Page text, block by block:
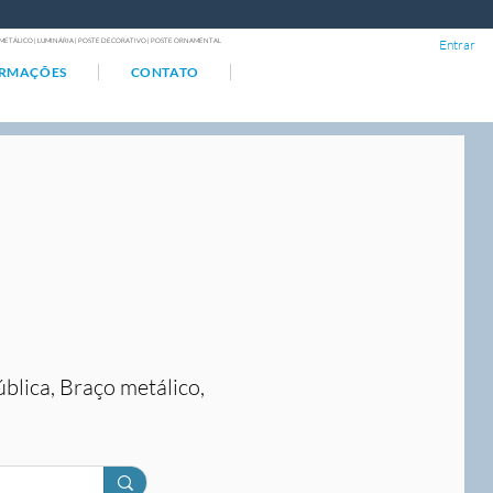
| LUMINÁRIA | POSTE DECORATIVO | POSTE ORNAMENTAL
CONTATO
Entrar
Braço metálico,